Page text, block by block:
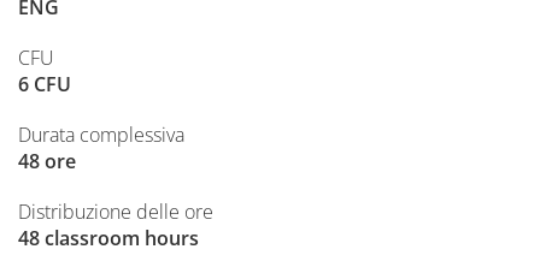
ENG
CFU
6 CFU
Durata complessiva
48 ore
Distribuzione delle ore
48 classroom hours